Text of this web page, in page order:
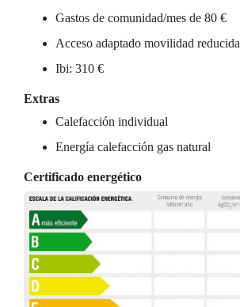
Gastos de comunidad/mes de 80 €
Acceso adaptado movilidad reducida
Ibi: 310 €
Extras
Calefacción individual
Energía calefacción gas natural
Certificado energético